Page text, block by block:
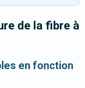
de la fibre à
en fonction